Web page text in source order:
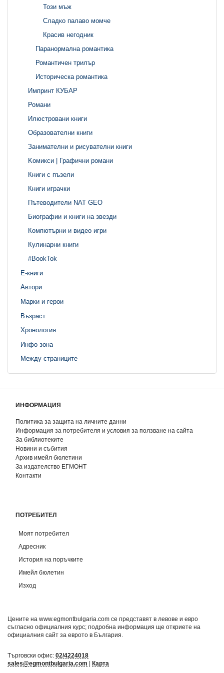
Този мъж
Сладко палаво момче
Красив негодник
Паранормална романтика
Романтичен трилър
Историческа романтика
Импринт КУБАР
Романи
Илюстровани книги
Образователни книги
Занимателни и рисувателни книги
Kомикси | Графични романи
Книги с пъзели
Книги играчки
Пътеводители NAT GEO
Биографии и книги на звезди
Компютърни и видео игри
Кулинарни книги
#BookTok
Е-книги
Автори
Марки и герои
Възраст
Хронология
Инфо зона
Между страниците
ИНФОРМАЦИЯ
Политика за защита на личните данни
Информация за потребителя и условия за ползване на сайта
За библиотеките
Новини и събития
Архив имейл бюлетини
За издателство ЕГМОНТ
Контакти
ПОТРЕБИТЕЛ
Моят потребител
Адресник
История на поръчките
Имейл бюлетин
Изход
Цените на www.egmontbulgaria.com се представят в левове и евро
съгласно официалния курс; подробна информация ще откриете на
официалния сайт за еврото в България
Търговски офис: 02/4224018
sales@egmontbulgaria.com | Карта